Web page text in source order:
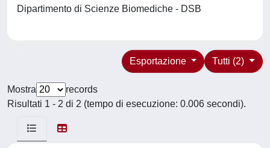
Dipartimento di Scienze Biomediche - DSB
Tutti (2)
Esportazione
Mostra
records
Risultati 1 - 2 di 2 (tempo di esecuzione: 0.006 secondi).